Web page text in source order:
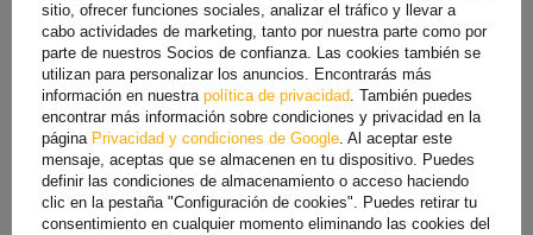
Amortiguador hidráulico
PIVEXIN para ejes de
remolque 1500-3000kg para
ejes simples y tándem
31,99 €
Juego de dos amortiguadores
KNOTT 990001 para ejes de
remolque de 750-1800 kg
para ejes simples y tándem
107,99 €
86,40 €
El precio más bajo del producto en
los 30 días anteriores al descuento:
107,99 €
sitio, ofrecer funciones sociales, analizar el tráfico y llevar a
cabo actividades de marketing, tanto por nuestra parte como por
parte de nuestros Socios de confianza. Las cookies también se
utilizan para personalizar los anuncios. Encontrarás más
información en nuestra política de privacidad. También puedes
encontrar más información sobre condiciones y privacidad en la
página Privacidad y condiciones de Google. Al aceptar este
mensaje, aceptas que se almacenen en tu dispositivo. Puedes
definir las condiciones de almacenamiento o acceso haciendo
clic en la pestaña "Configuración de cookies". Puedes retirar tu
consentimiento en cualquier momento eliminando las cookies del